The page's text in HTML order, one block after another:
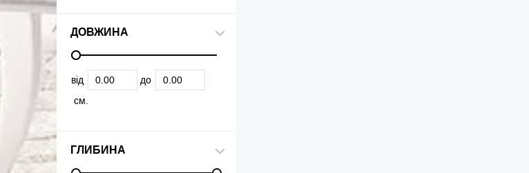
ДОВЖИНА
від
до
см.
ГЛИБИНА